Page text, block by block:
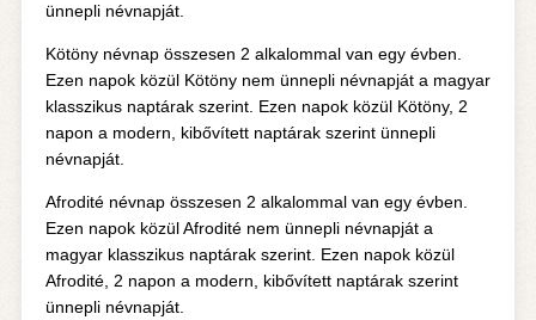
ünnepli névnapját.
Kötöny névnap összesen 2 alkalommal van egy évben.
Ezen napok közül Kötöny nem ünnepli névnapját a magyar
klasszikus naptárak szerint. Ezen napok közül Kötöny, 2
napon a modern, kibővített naptárak szerint ünnepli
névnapját.
Afrodité névnap összesen 2 alkalommal van egy évben.
Ezen napok közül Afrodité nem ünnepli névnapját a
magyar klasszikus naptárak szerint. Ezen napok közül
Afrodité, 2 napon a modern, kibővített naptárak szerint
ünnepli névnapját.